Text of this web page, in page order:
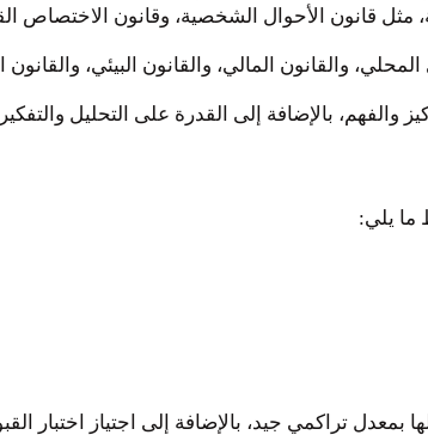
مثل قانون الأحوال الشخصية، وقانون الاختصاص
والقانون المالي، والقانون البيئي، والقانون
والفهم، بالإضافة إلى القدرة على التحليل
يلي:
تراكمي جيد، بالإضافة إلى اجتياز اختبار